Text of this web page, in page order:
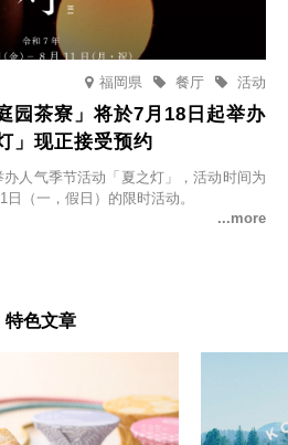
福岡県 活动
餐厅
园茶寮」将於7月18日起举办
」现正接受预约
人气季节活动「夏之灯」，活动时间为
（一，假日）的限时活动。
特色文章